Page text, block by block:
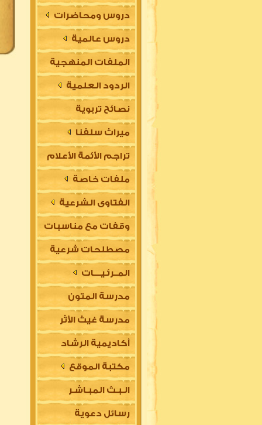
دروس ومحاضرات
دروس عالمية
الملفات المنهجية
الردود العلمية
نصائح تربوية
ميراث سلفنا
تراجم الأئمة الأعلام
ملفات خاصة
الفتاوى الشرعية
وقفات مع مناسبات
مصطلحات شرعية
المــرئـيــــات
مدرسة المتون
العلمية
مدرسة غيث الأثر
السلفية
أكاديمية الرشاد
العلمية للتأسيس
في مقدمات العلوم
الشرعية (للتعليم
مكتبة الموقع
الـبـث المبـاشـر
رسائل دعوية